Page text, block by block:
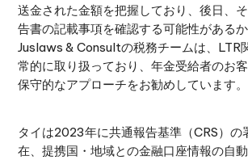
送金された金額を把握しており、後日、
告書の記載事項を確認する可能性があるか
Juslaws & Consultの税務チームは、LTR
常的に取り扱っており、年金受給者のお
保守的なアプローチをお勧めしています。
タイは2023年に共通報告基準（CRS）の
在、提携国・地域との金融口座情報の自